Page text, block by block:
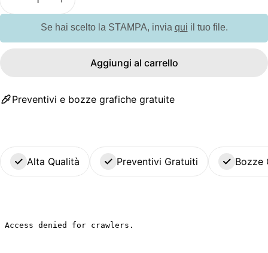
Diminuisci la quantità per GO2525 Balsamo per
Aumenta la quantità per GO2525
Se hai scelto la STAMPA, invia qui il tuo file.
Aggiungi al carrello
Preventivi e bozze grafiche gratuite
Alta Qualità Preventivi Gratuiti Bozze